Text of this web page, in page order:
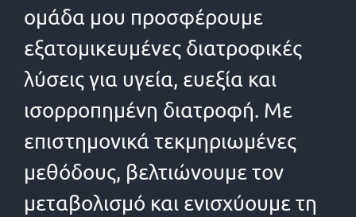
ομάδα μου προσφέρουμε
εξατομικευμένες διατροφικές
λύσεις για υγεία, ευεξία και
ισορροπημένη διατροφή. Με
επιστημονικά τεκμηριωμένες
μεθόδους, βελτιώνουμε τον
μεταβολισμό και ενισχύουμε τη